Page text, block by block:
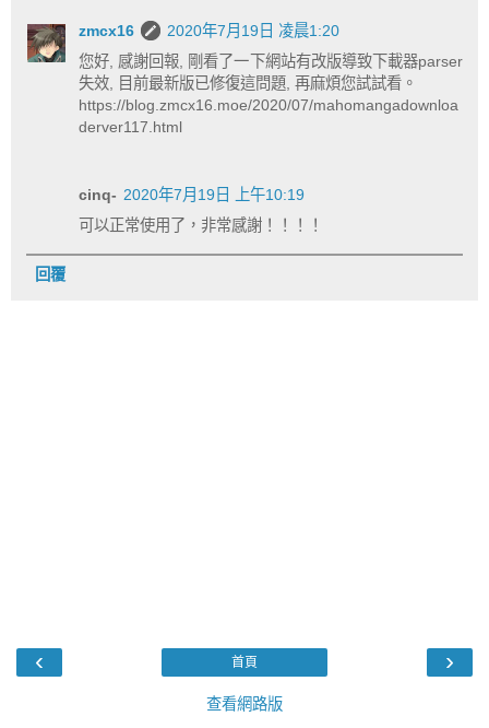
zmcx16
2020年7月19日 凌晨1:20
您好, 感謝回報, 剛看了一下網站有改版導致下載器parser
失效, 目前最新版已修復這問題, 再麻煩您試試看。
https://blog.zmcx16.moe/2020/07/mahomangadownloa
derver117.html
cinq- 2020年7月19日 上午10:19
可以正常使用了，非常感謝！！！！
回覆
‹ ›
首頁
查看網路版